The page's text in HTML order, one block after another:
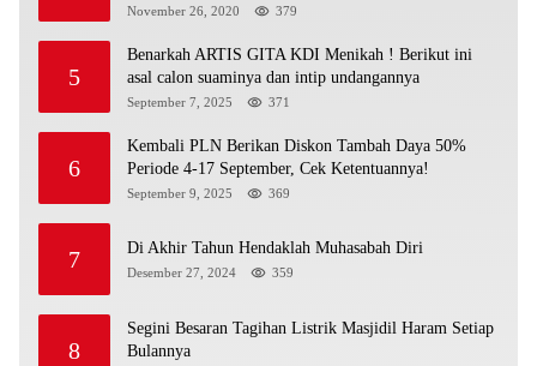
November 26, 2020 379
5
Benarkah ARTIS GITA KDI Menikah ! Berikut ini
asal calon suaminya dan intip undangannya
September 7, 2025 371
6
Kembali PLN Berikan Diskon Tambah Daya 50%
Periode 4-17 September, Cek Ketentuannya!
September 9, 2025 369
7 Di Akhir Tahun Hendaklah Muhasabah Diri
Desember 27, 2024 359
8
Segini Besaran Tagihan Listrik Masjidil Haram Setiap
Bulannya